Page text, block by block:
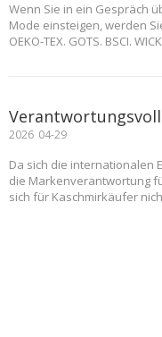
Wenn Sie in ein Gespräch
Mode einsteigen, werden
OEKO-TEX. GOTS. BSCI.
Da sich die internationalen
die Markenverantwortung
sich für Kaschmirkäufer
2026 04-29